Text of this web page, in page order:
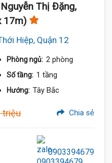
Thị Đặng,
17m)
Hiệp, Quận 12
Phòng ngủ: 2 phòng
Số tầng: 1 tầng
Hướng: Tây Bắc
triệu Chia sẻ
0903394679